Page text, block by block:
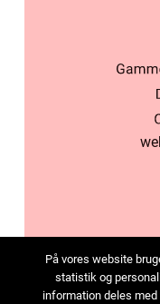
På vores website
statistik og
information deles